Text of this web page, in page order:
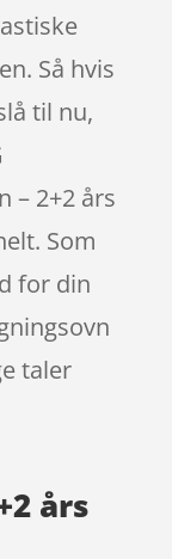
Så hvis
til nu,
– 2+2 års
Som
for din
taler
års